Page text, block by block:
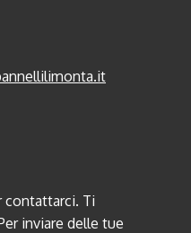
contattarci. Ti
inviare delle tue